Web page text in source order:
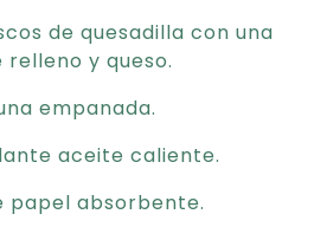
de quesadilla con una
y queso.
empanada.
aceite caliente.
papel absorbente.